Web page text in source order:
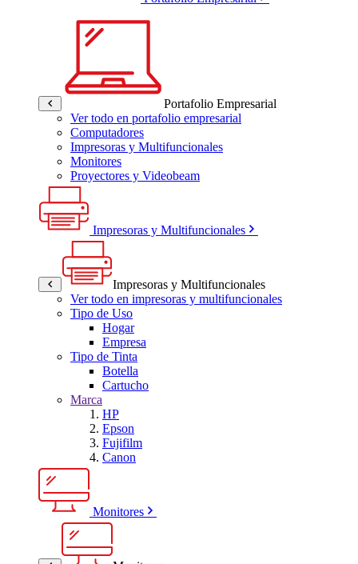
Portafolio Empresarial
Ver todo en portafolio empresarial
Computadores
Impresoras y Multifuncionales
Monitores
Proyectores y Videobeam
Impresoras y Multifuncionales
Impresoras y Multifuncionales
Ver todo en impresoras y multifuncionales
Tipo de Uso
Hogar
Empresa
Tipo de Tinta
Botella
Cartucho
Marca
HP
Epson
Fujifilm
Canon
Monitores